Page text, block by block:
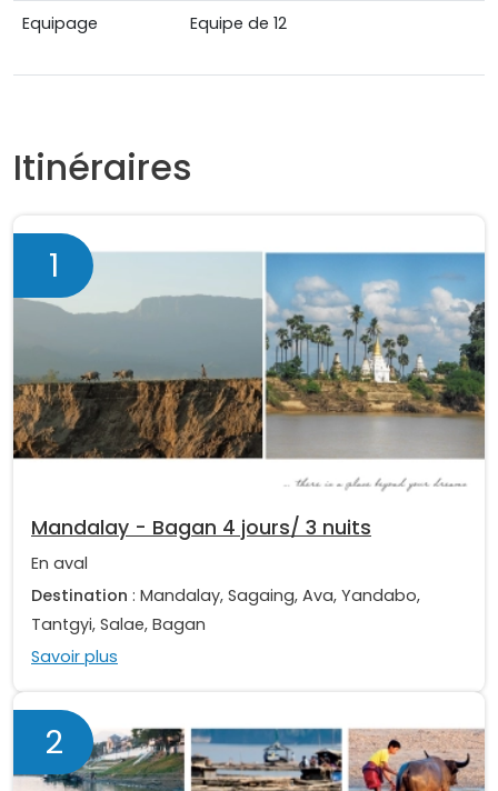
Equipage Equipe de 12
Itinéraires
1
Mandalay - Bagan 4 jours/ 3 nuits
En aval
Destination : Mandalay, Sagaing, Ava, Yandabo,
Tantgyi, Salae, Bagan
Savoir plus
2